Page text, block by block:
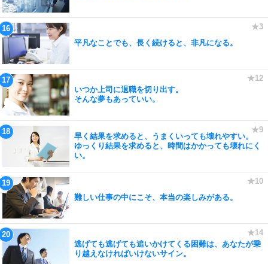
平凡なことでも、長く続けると、非凡になる。
いつか上司に退職を切り出す。
そんな夢もあっていい。
早く結果を求めると、うまくいっても壊れやすい。
ゆっくり結果を求めると、時間はかかっても壊れにく
い。
難しい仕事の中にこそ、本当の楽しみがある。
逃げても逃げても追いかけてくる困難は、あなたが乗
り越えなければいけないサイン。